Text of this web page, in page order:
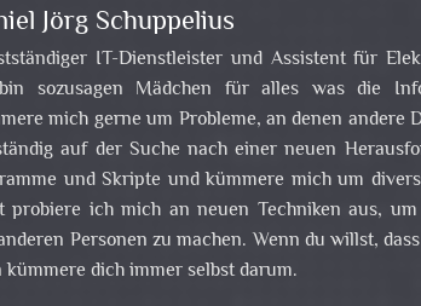
Jörg Schuppelius
IT-Dienstleister und Assistent für
sozusagen Mädchen für alles was die
mich gerne um Probleme, an denen andere
auf der Suche nach einer neuen
und Skripte und kümmere mich um
probiere ich mich an neuen Techniken aus,
Personen zu machen. Wenn du willst,
kümmere dich immer selbst darum.